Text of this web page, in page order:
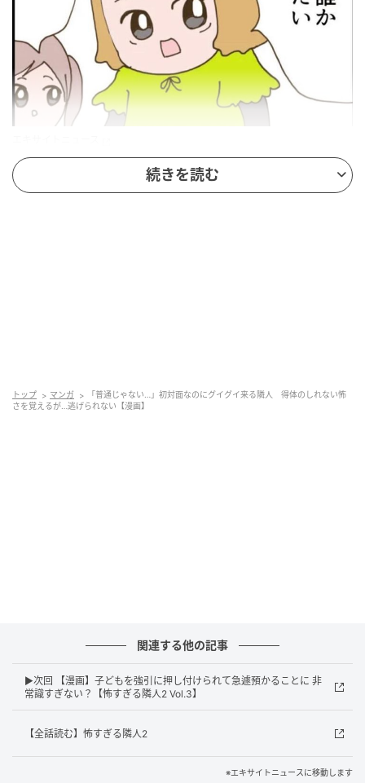
続きを読む
トップ マンガ
「普通じゃない…」初対面なのにグイグイ来る隣人 得体のしれない怖
さを覚えるが…逃げられない【漫画】
関連する他の記事
▶次回 【漫画】子どもを強引に押し付けられて急遽預かることに 非
常識すぎない？【怖すぎる隣人2 Vol.3】
【全話読む】怖すぎる隣人2
※エキサイトニュースに移動します